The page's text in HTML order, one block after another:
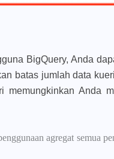
BigQuery, Anda
batas jumlah data
memungkinkan Anda
agregat semua